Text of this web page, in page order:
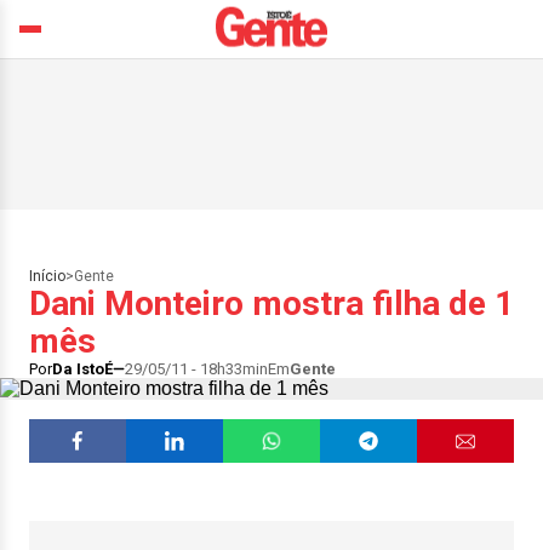
Início>Gente
Dani Monteiro mostra filha de 1
mês
PorDa IstoÉ 29/05/11 - 18h33minEmGente